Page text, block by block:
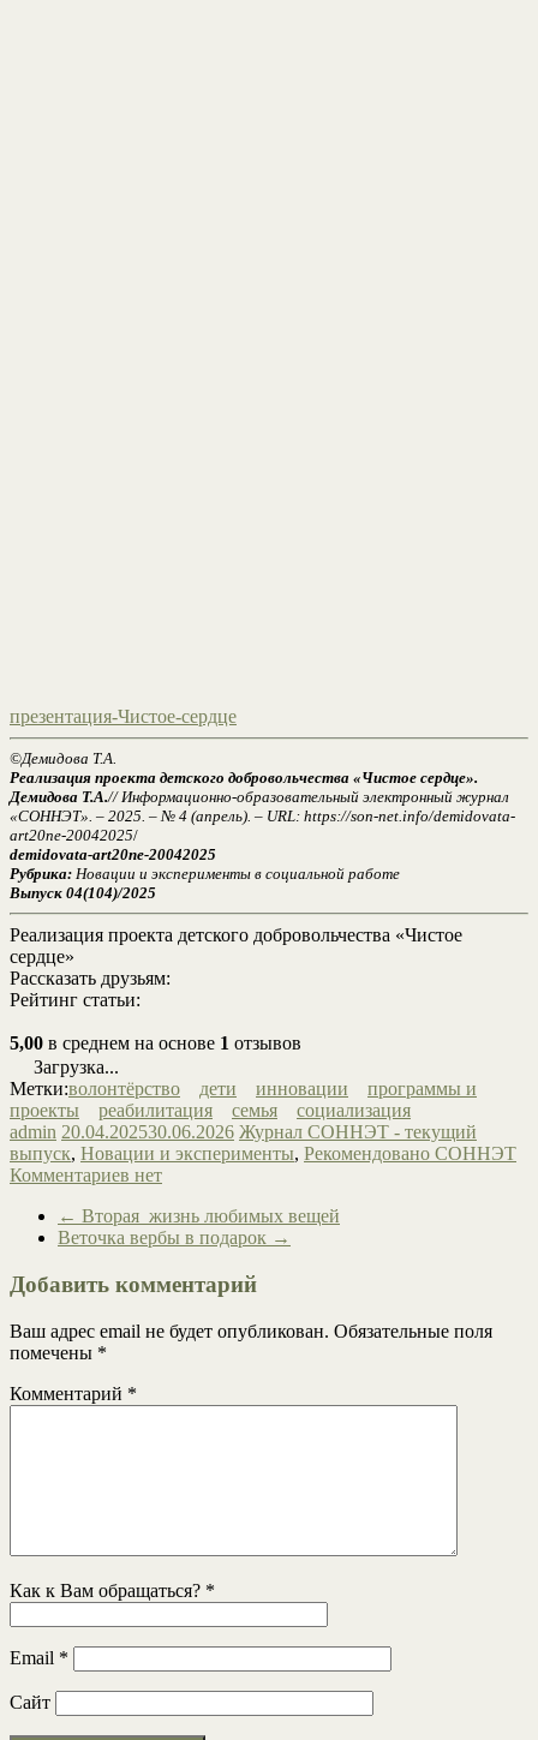
презентация-Чистое-сердце
©Демидова Т.А.
Реализация проекта детского добровольчества «Чистое сердце».
Демидова Т.А.// Информационно-образовательный электронный журнал
«СОННЭТ». – 2025. – № 4 (апрель). – URL: https://son-net.info/demidovata-
art20ne-20042025/
demidovata-art20ne-20042025
Рубрика: Новации и эксперименты в социальной работе
Выпуск 04(104)/2025
Реализация проекта детского добровольчества «Чистое
сердце»
Рассказать друзьям:
Рейтинг статьи:
5,00 в среднем на основе 1 отзывов
Загрузка...
Метки:волонтёрство дети инновации
программы и
проекты
реабилитация семья
социализация
admin 20.04.202530.06.2026 Журнал СОННЭТ - текущий
выпуск, Новации и эксперименты, Рекомендовано СОННЭТ
Комментариев нет
← Вторая жизнь любимых вещей
Веточка вербы в подарок →
Добавить комментарий
Ваш адрес email не будет опубликован. Обязательные поля
помечены *
Комментарий *
Как к Вам обращаться? *
Email *
Сайт